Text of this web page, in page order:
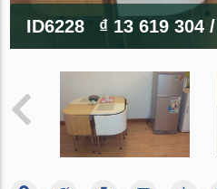
ID6228 ₫ 13 619 304